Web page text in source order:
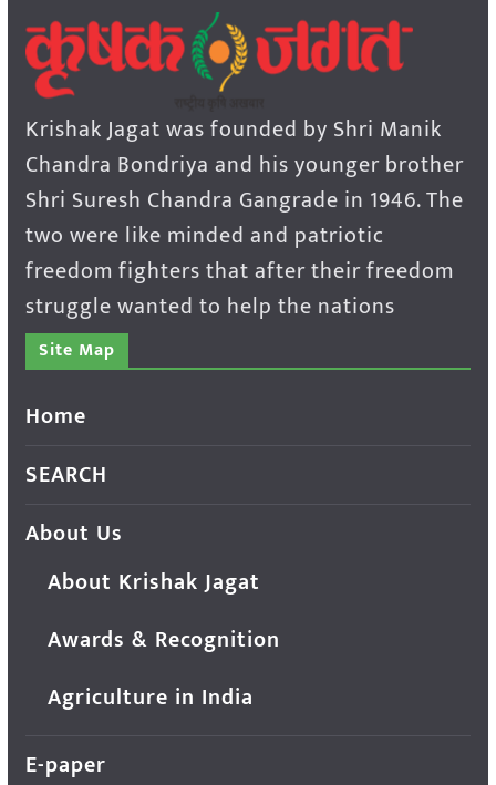
Krishak Jagat was founded by Shri Manik
Chandra Bondriya and his younger brother
Shri Suresh Chandra Gangrade in 1946. The
two were like minded and patriotic
freedom fighters that after their freedom
struggle wanted to help the nations
Site Map
Home
SEARCH
About Us
About Krishak Jagat
Awards & Recognition
Agriculture in India
E-paper